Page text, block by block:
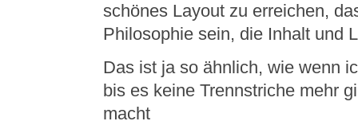
schönes Layout zu erreichen,
Philosophie sein, die Inhalt und
Das ist ja so ähnlich, wie wenn
bis es keine Trennstriche mehr
macht